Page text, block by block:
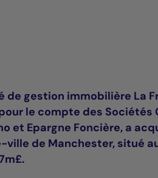
de gestion immobilière La
le compte des Sociétés
et Epargne Foncière, a
de Manchester, situé